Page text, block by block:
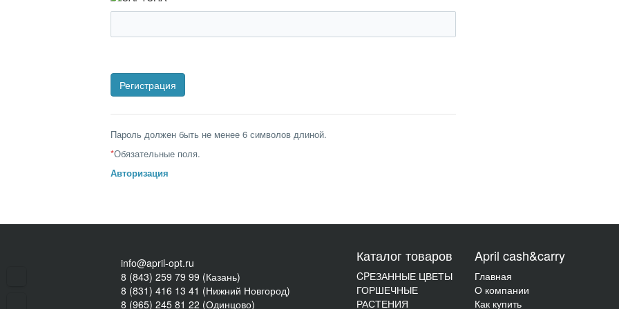
Пароль должен быть не менее 6 символов длиной.
*Обязательные поля.
Авторизация
info@april-opt.ru
8 (843) 259 79 99 (Казань)
8 (831) 416 13 41 (Нижний Новгород)
8 (965) 245 81 22 (Одинцово)
Каталог товаров
CPЕЗАННЫЕ ЦВЕТЫ
ГОРШЕЧНЫЕ
РАСТЕНИЯ
April cash&carry
Главная
О компании
Как купить